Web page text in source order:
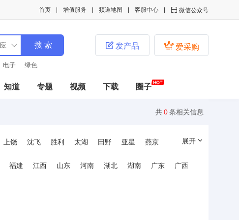
 微信公众号
客服中心
频道地图
增值服务
首页
绿色 机械
 爱采购
 发产品
知道 专题 视频 下载 圈子
共0条相关信息
上饶 沈飞 胜利 太湖 田野 亚星
燕京
展开
福建 江西 山东 河南 湖北 湖南 广东
广西